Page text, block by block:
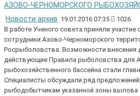
АЗОВО-ЧЕРНОМОРСКОГО
Новости архив 19.01.2016 07:35
1026
В работе Ученого совета приняли
сотрудники Азово-Черноморского
Росрыболовства. Возможности внесения
действующие Правила рыболовства для
рыбохозяйственного бассейна стали
Специалисты обсуждали ряд
рыбодобытчикам указанной зоны вылова